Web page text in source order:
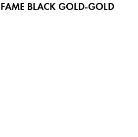
BLACK GOLD-GOLD